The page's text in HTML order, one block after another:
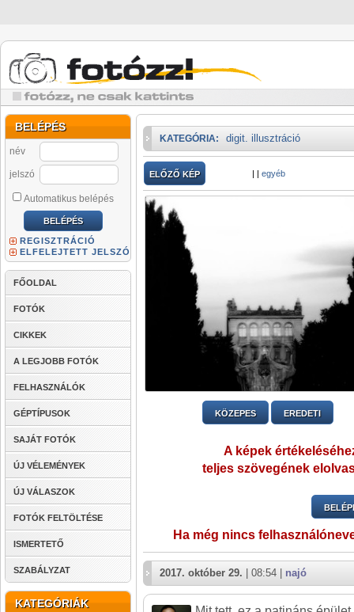
BELÉPÉS
név
jelszó
Automatikus belépés
REGISZTRÁCIÓ
ELFELEJTETT JELSZÓ
FŐOLDAL
FOTÓK
CIKKEK
A LEGJOBB FOTÓK
FELHASZNÁLÓK
GÉPTÍPUSOK
SAJÁT FOTÓK
ÚJ VÉLEMÉNYEK
ÚJ VÁLASZOK
FOTÓK FELTÖLTÉSE
ISMERTETŐ
SZABÁLYZAT
KATEGÓRIÁK
KATEGÓRIA: digit. illusztráció
ELŐZŐ KÉP | | egyéb
KÖZEPES EREDETI
A képek
teljes szövegének
Ha még nincs
2017. október 29. | 08:54 | najó